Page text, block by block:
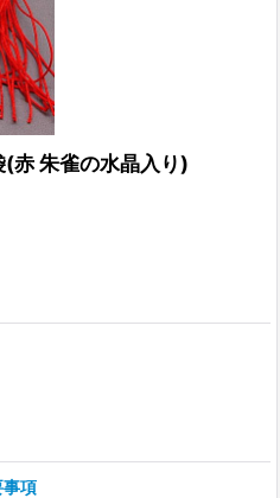
赤 朱雀の水晶入り)
項